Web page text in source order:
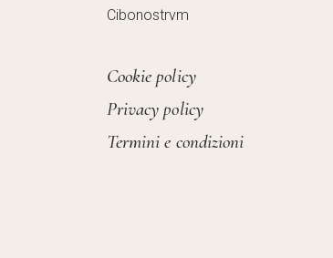
Cibonostrvm
Cookie policy
Privacy policy
Termini e condizioni